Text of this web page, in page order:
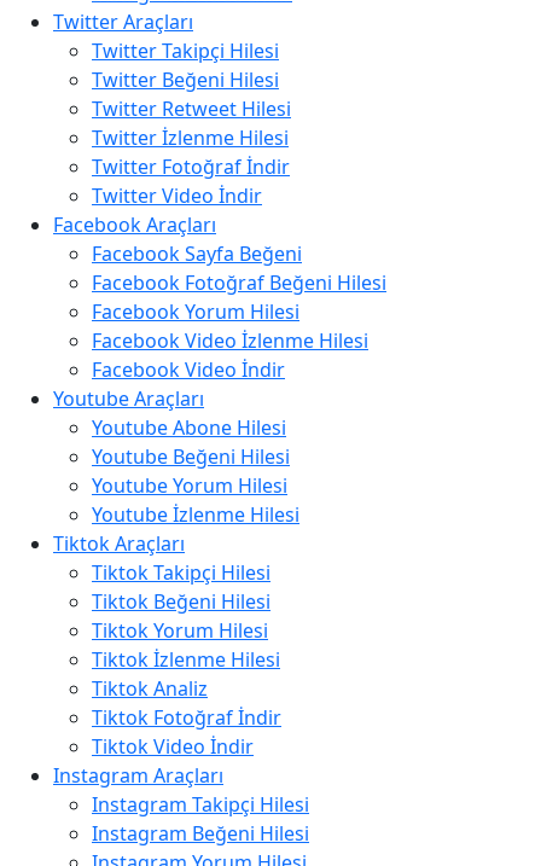
Twitter Araçları
Twitter Takipçi Hilesi
Twitter Beğeni Hilesi
Twitter Retweet Hilesi
Twitter İzlenme Hilesi
Twitter Fotoğraf İndir
Twitter Video İndir
Facebook Araçları
Facebook Sayfa Beğeni
Facebook Fotoğraf Beğeni Hilesi
Facebook Yorum Hilesi
Facebook Video İzlenme Hilesi
Facebook Video İndir
Youtube Araçları
Youtube Abone Hilesi
Youtube Beğeni Hilesi
Youtube Yorum Hilesi
Youtube İzlenme Hilesi
Tiktok Araçları
Tiktok Takipçi Hilesi
Tiktok Beğeni Hilesi
Tiktok Yorum Hilesi
Tiktok İzlenme Hilesi
Tiktok Analiz
Tiktok Fotoğraf İndir
Tiktok Video İndir
Instagram Araçları
Instagram Takipçi Hilesi
Instagram Beğeni Hilesi